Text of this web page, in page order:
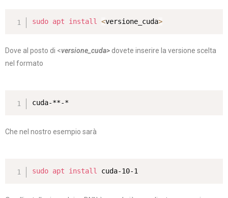
sudo apt install <versione_cuda>
Dove al posto di <versione_cuda> dovete inserire la versione scelta
nel formato
cuda-**-*
Che nel nostro esempio sarà
sudo apt install cuda-10-1